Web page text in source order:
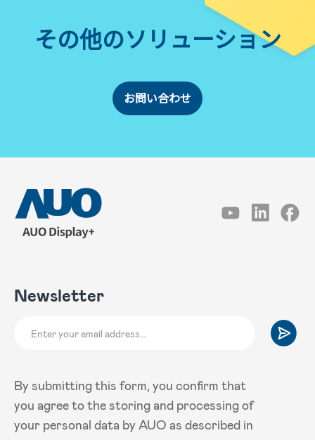
その他のソリューション
お問い合わせ
Newsletter
By submitting this form, you confirm that
you agree to the storing and processing of
your personal data by AUO as described in